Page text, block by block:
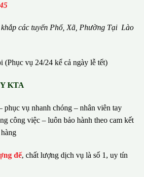
ắp các tuyến Phố, Xã, Phường Tại Lào
(Phục vụ 24/24 kể cả ngày lễ tết)
KTA
phục vụ nhanh chóng – nhân viên tay
công việc – luôn bảo hành theo cam kết
đế, chất lượng dịch vụ là số 1, uy tín